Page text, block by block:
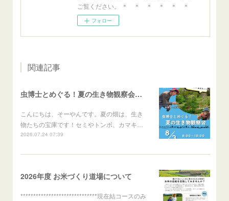
ご覧ください。 ＊ ＊ ＊ ＊ ＊ ＊
フォロー
関連記事
虫博士とめぐる！夏の生き物観察会のご案内
こんにちは、そーやんです。夏の畑は、生き
物たちの宝庫です！セミやトンボ、カマキ…
2026.07.24 07:39
2026年度 お米づくり道場について
******************************現在結コースのみ